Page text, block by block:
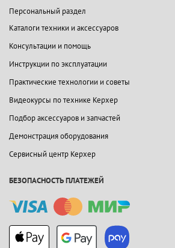
Персональный раздел
Каталоги техники и аксессуаров
Консультации и помощь
Инструкции по эксплуатации
Практические технологии и советы
Видеокурсы по технике Керхер
Подбор аксессуаров и запчастей
Демонстрация оборудования
Сервисный центр Керхер
БЕЗОПАСНОСТЬ ПЛАТЕЖЕЙ